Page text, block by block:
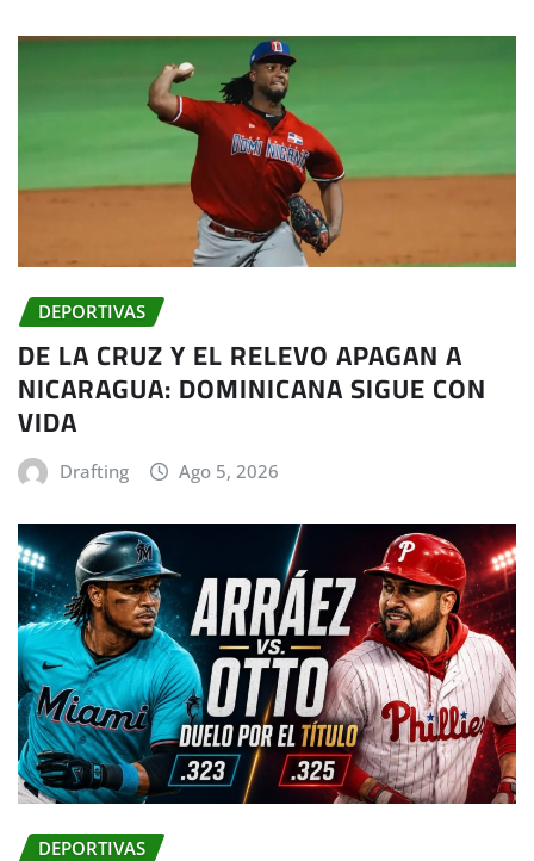
DEPORTIVAS
DE LA CRUZ Y EL RELEVO APAGAN A
NICARAGUA: DOMINICANA SIGUE CON
VIDA
Drafting Ago 5, 2026
DEPORTIVAS